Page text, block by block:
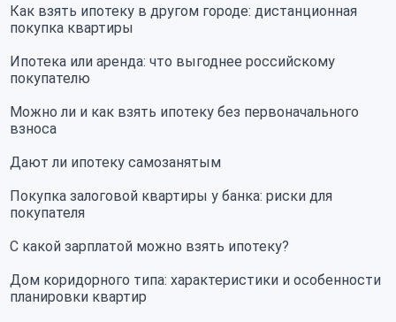
Как взять ипотеку в другом городе: дистанционная
покупка квартиры
Ипотека или аренда: что выгоднее российскому
покупателю
Можно ли и как взять ипотеку без первоначального
взноса
Дают ли ипотеку самозанятым
Покупка залоговой квартиры у банка: риски для
покупателя
С какой зарплатой можно взять ипотеку?
Дом коридорного типа: характеристики и особенности
планировки квартир